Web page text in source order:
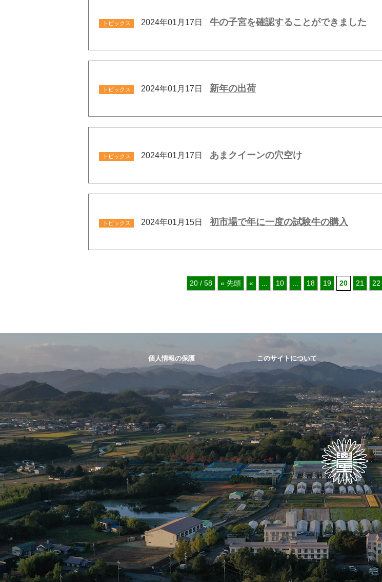
トピックス 2024年01月17日 牛の子宮を確認することができました
トピックス 2024年01月17日 新年の出荷
トピックス 2024年01月17日 あまクイーンの穴空け
トピックス 2024年01月15日 初市場で年に一度の試験牛の購入
20 / 58 « 先頭 « 10 18 19 20 21 22
個人情報の保護 このサイトについて